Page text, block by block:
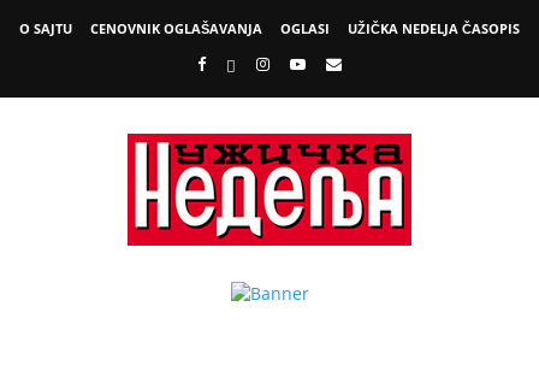
O SAJTU CENOVNIK OGLAŠAVANJA OGLASI UŽIČKA NEDELJA ČASOPIS